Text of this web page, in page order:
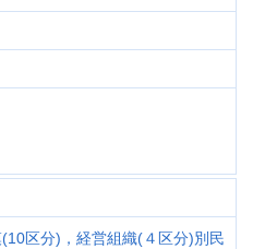
区分)，経営組織(４区分)別民